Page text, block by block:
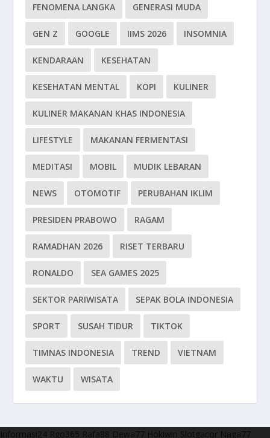
FENOMENA LANGKA GENERASI MUDA
GEN Z GOOGLE IIMS 2026 INSOMNIA
KENDARAAN KESEHATAN
KESEHATAN MENTAL KOPI KULINER
KULINER MAKANAN KHAS INDONESIA
LIFESTYLE MAKANAN FERMENTASI
MEDITASI MOBIL MUDIK LEBARAN
NEWS OTOMOTIF PERUBAHAN IKLIM
PRESIDEN PRABOWO RAGAM
RAMADHAN 2026 RISET TERBARU
RONALDO SEA GAMES 2025
SEKTOR PARIWISATA SEPAK BOLA INDONESIA
SPORT SUSAH TIDUR TIKTOK
TIMNAS INDONESIA TREND VIETNAM
WAKTU WISATA
Informasi24 Rgo365 Rafa88 Dewa77 Hokiwin Slotgacor Naga77